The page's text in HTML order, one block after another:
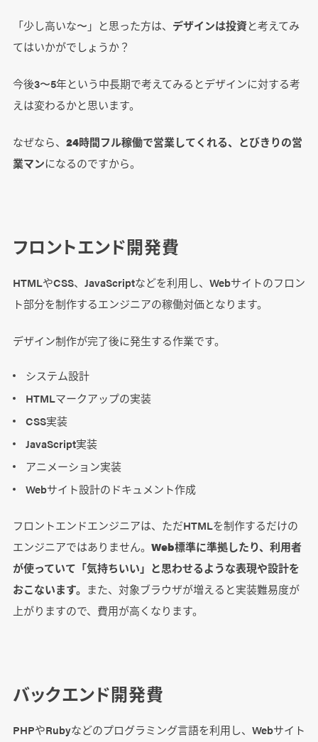
「少し高いな〜」と思った方は、 デザインは投資と考えてみ
てはいかがでしょうか？
今後3〜5年という中長期で考えてみるとデザインに対する考
えは変わるかと思います。
なぜなら、 24時間フル稼働で営業してくれる、とびきりの営
業マンになるのですから。
フロントエンド開発費
HTMLやCSS、JavaScriptなどを利用し、Webサイトのフロン
ト部分を制作するエンジニアの稼働対価となります。
デザイン制作が完了後に発生する作業です。
システム設計
HTMLマークアップの実装
CSS実装
JavaScript実装
アニメーション実装
Webサイト設計のドキュメント作成
フロントエンドエンジニアは、ただHTMLを制作するだけの
エンジニアではありません。 Web標準に準拠したり、利用者
が使っていて「気持ちいい」と思わせるような表現や設計を
おこないます。 また、対象ブラウザが増えると実装難易度が
上がりますので、費用が高くなります。
バックエンド開発費
PHPやRubyなどのプログラミング言語を利用し、Webサイト